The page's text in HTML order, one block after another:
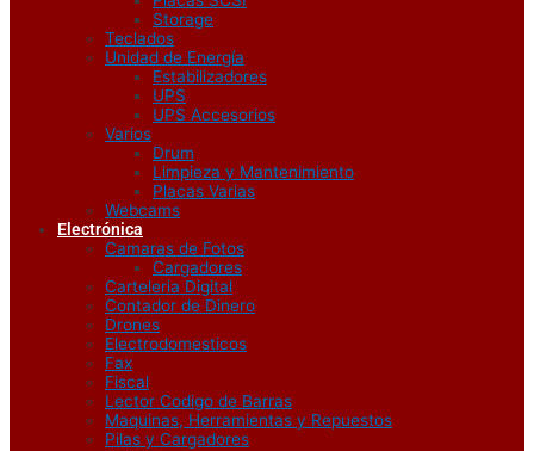
Storage
Teclados
Unidad de Energía
Estabilizadores
UPS
UPS Accesorios
Varios
Drum
Limpieza y Mantenimiento
Placas Varias
Webcams
Electrónica
Camaras de Fotos
Cargadores
Carteleria Digital
Contador de Dinero
Drones
Electrodomesticos
Fax
Fiscal
Lector Codigo de Barras
Maquinas, Herramientas y Repuestos
Pilas y Cargadores